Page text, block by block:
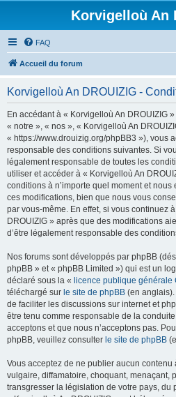
Korvigelloù An
FAQ
Accueil du forum
Korvigelloù An DROUIZIG -
En accédant à « Korvigelloù An DROUIZIG
« notre », « nos », « Korvigelloù An
« https://www.drouizig.org/phpBB3 »), vous
responsable des conditions suivantes. Si
légalement responsable de toutes les
utiliser et accéder à « Korvigelloù An
conditions à n’importe quel moment et
ces modifications, bien que nous vous
par vous-même. En effet, si vous continuez
DROUIZIG » après que des modifications
d’être légalement responsable des
Nos forums sont développés par phpBB
phpBB » et « phpBB Limited ») qui est un
déclaré sous la « licence publique générale
téléchargé sur le site de phpBB (en
de faciliter les discussions sur internet et
être tenu comme responsable de la
acceptons et que nous n’acceptons pas.
phpBB, veuillez consulter le site de phpBB
Vous acceptez de ne publier aucun
vulgaire, diffamatoire, choquant, menaçant,
transgresser la législation de votre pays, du